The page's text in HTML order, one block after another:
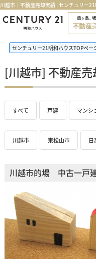
川越市｜不動産売却実績 | センチュリー
センチュリー21明和ハウスTOPペー
[川越市] 不動産売
すべて 戸建 マンシ
川越市 東松山市 日
川越市的場 中古一戸